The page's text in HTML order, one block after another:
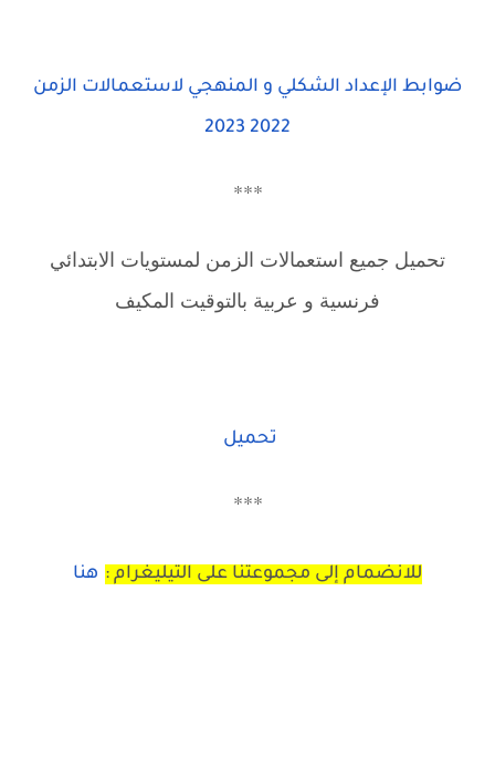
ضوابط الإعداد الشكلي و المنهجي لاستعمالات الزمن
2022 2023
***
تحميل جميع استعمالات الزمن لمستويات الابتدائي
فرنسية و عربية بالتوقيت المكيف
تحميل
***
للانضمام إلى مجموعتنا على التيليغرام : هنا